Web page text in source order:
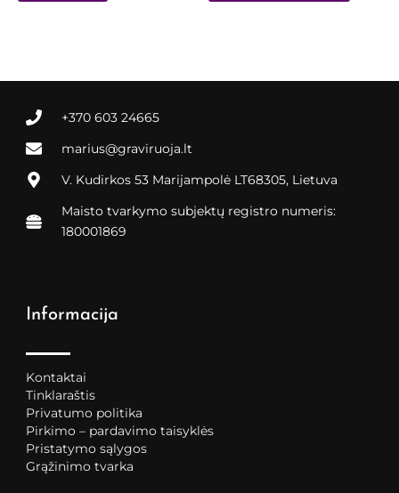
+370 603 24665
marius@graviruoja.lt
V. Kudirkos 53 Marijampolė LT68305, Lietuva
Maisto tvarkymo subjektų registro numeris:
180001869
Informacija
Kontaktai
Tinklaraštis
Privatumo politika
Pirkimo – pardavimo taisyklės
Pristatymo sąlygos
Grąžinimo tvarka